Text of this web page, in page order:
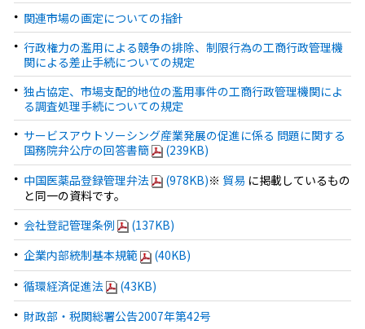
関連市場の画定についての指針
行政権力の濫用による競争の排除、制限行為の工商行政管理機
関による差止手続についての規定
独占協定、市場支配的地位の濫用事件の工商行政管理機関によ
る調査処理手続についての規定
サービスアウトソーシング産業発展の促進に係る 問題に関する
国務院弁公庁の回答書簡
(239KB)
中国医薬品登録管理弁法
(978KB)※ 貿易 に掲載しているもの
と同一の資料です。
会社登記管理条例
(137KB)
企業内部統制基本規範
(40KB)
循環経済促進法
(43KB)
財政部・税関総署公告2007年第42号